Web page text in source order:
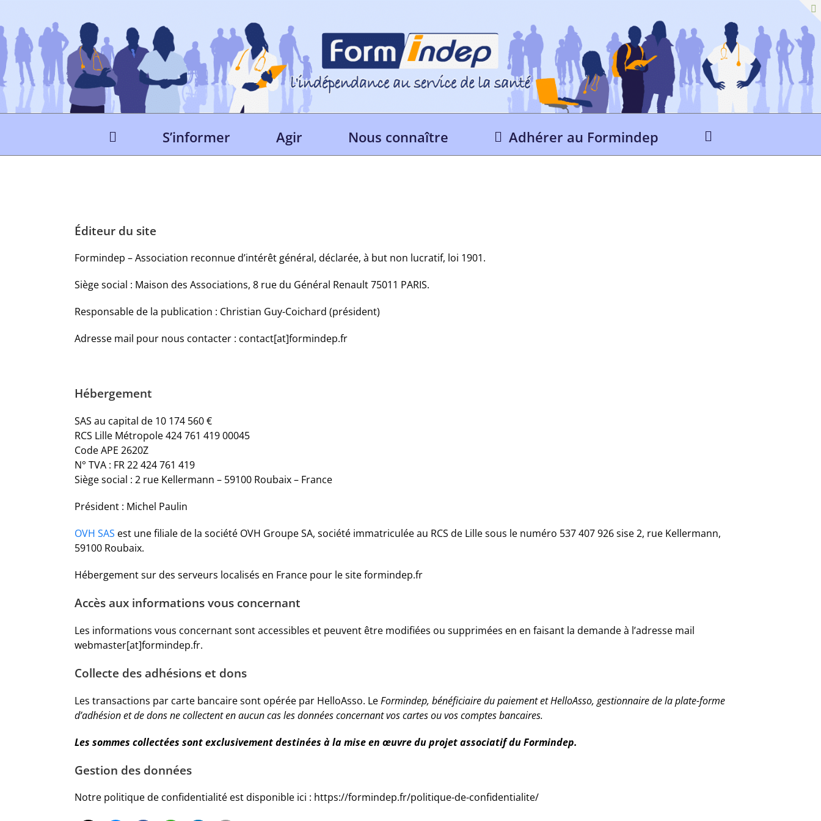
contenu
S’informer Agir Nous connaître Adhérer au Formindep
Éditeur du site
Formindep – Association reconnue d’intérêt général, déclarée, à but non lucratif, loi 1901.
Siège social : Maison des Associations, 8 rue du Général Renault 75011 PARIS.
Responsable de la publication : Christian Guy-Coichard (président)
Adresse mail pour nous contacter : contact[at]formindep.fr
Hébergement
SAS au capital de 10 174 560 €
RCS Lille Métropole 424 761 419 00045
Code APE 2620Z
N° TVA : FR 22 424 761 419
Siège social : 2 rue Kellermann – 59100 Roubaix – France
Président : Michel Paulin
OVH SAS est une filiale de la société OVH Groupe SA, société immatriculée au RCS de Lille sous le numéro 537 407 926 sise 2, rue Kellermann,
59100 Roubaix.
Hébergement sur des serveurs localisés en France pour le site formindep.fr
Accès aux informations vous concernant
Les informations vous concernant sont accessibles et peuvent être modifiées ou supprimées en en faisant la demande à l’adresse mail
webmaster[at]formindep.fr.
Collecte des adhésions et dons
Les transactions par carte bancaire sont opérée par HelloAsso. LeFormindep, bénéficiaire du paiement et HelloAsso, gestionnaire de la plate-forme
d’adhésion et de dons ne collectent en aucun cas les données concernant vos cartes ou vos comptes bancaires.
Les sommes collectées sontexclusivementdestinées à la mise en œuvre du projet associatif du Formindep.
Gestion des données
Notre politique de confidentialité est disponible ici : https://formindep.fr/politique-de-confidentialite/